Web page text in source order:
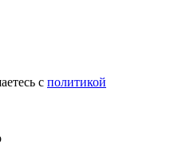
с политикой